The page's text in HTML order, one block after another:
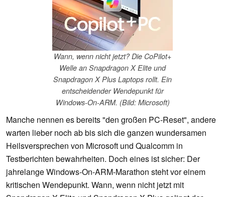
Wann, wenn nicht jetzt? Die CoPilot+
Welle an Snapdragon X Elite und
Snapdragon X Plus Laptops rollt. Ein
entscheidender Wendepunkt für
Windows-On-ARM. (Bild: Microsoft)
Manche nennen es bereits "den großen PC-Reset", andere
warten lieber noch ab bis sich die ganzen wundersamen
Heilsversprechen von Microsoft und Qualcomm in
Testberichten bewahrheiten. Doch eines ist sicher: Der
jahrelange Windows-On-ARM-Marathon steht vor einem
kritischen Wendepunkt. Wann, wenn nicht jetzt mit